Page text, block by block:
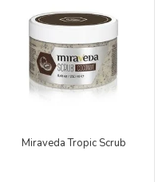
Miraveda Tropic Scrub